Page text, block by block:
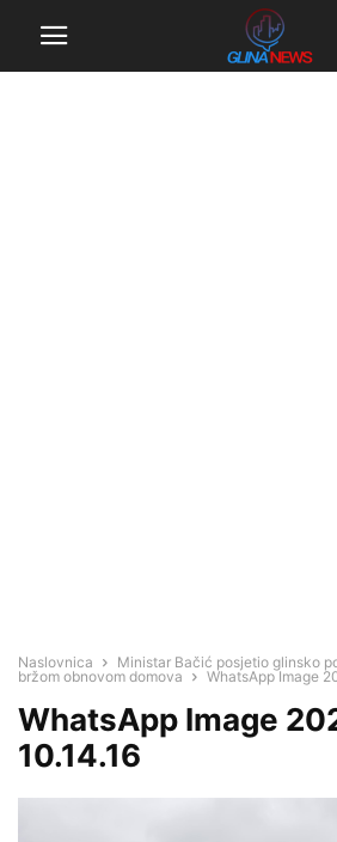
Naslovnica
Ministar Bačić posjetio glinsko
bržom obnovom domova
WhatsApp Image
WhatsApp Image
10.14.16